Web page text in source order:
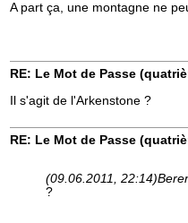
A part ça, une montagne ne
RE: Le Mot de Passe
Il s'agit de l'Arkenstone ?
RE: Le Mot de Passe
(09.06.2011, 22:14)
?